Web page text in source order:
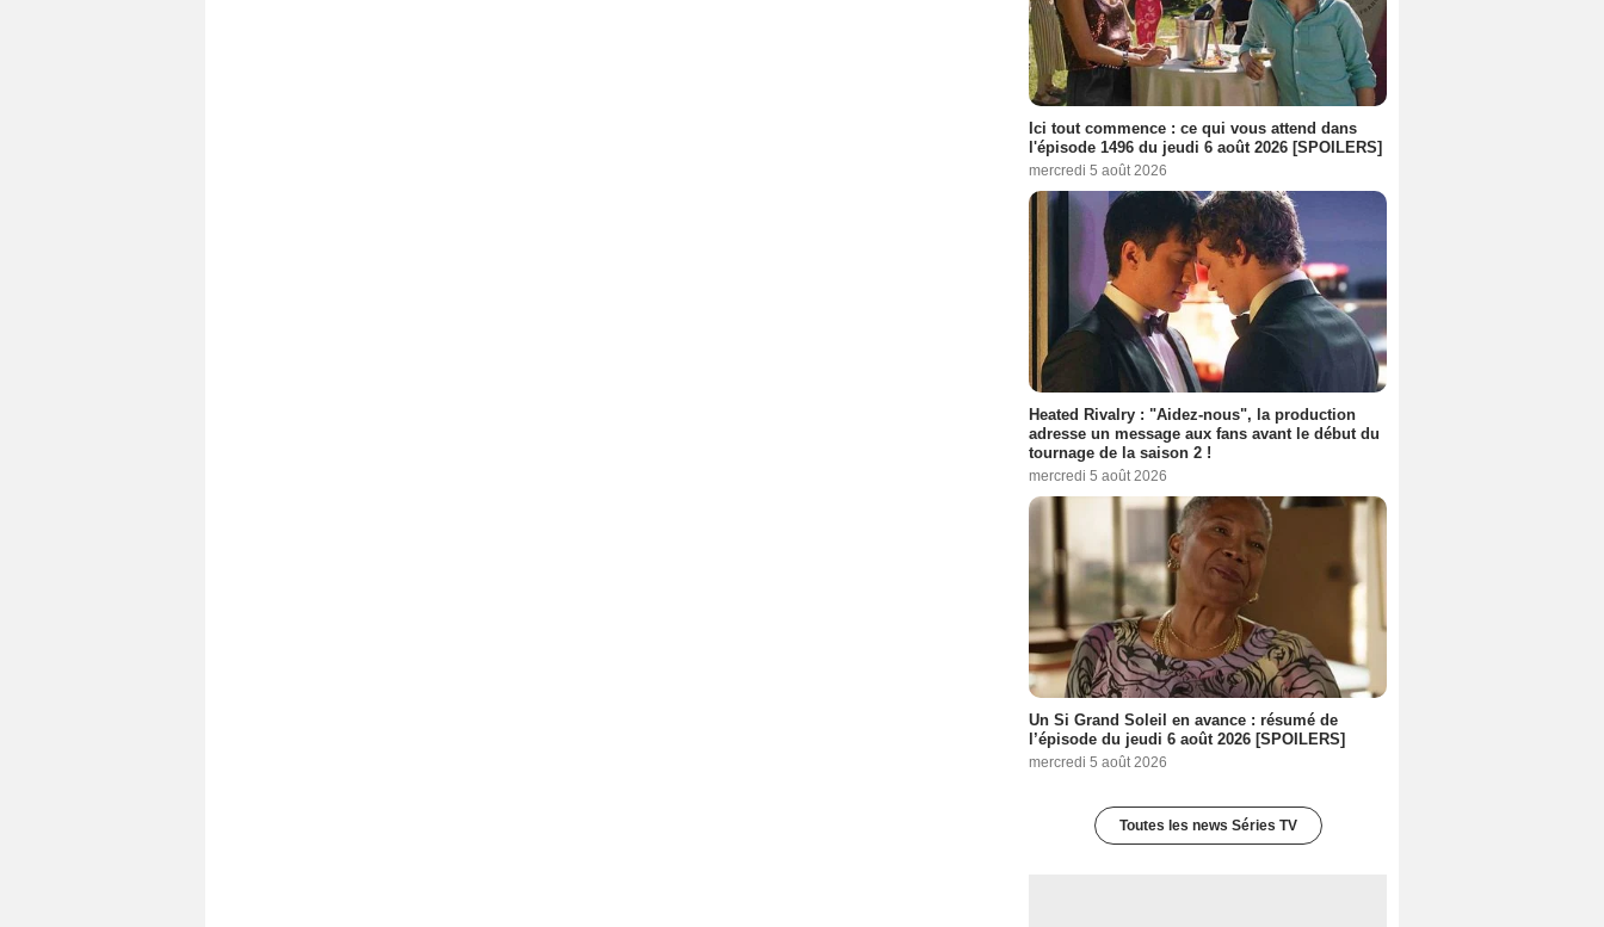
Ici tout commence : ce qui vous attend dans
l'épisode 1496 du jeudi 6 août 2026 [SPOILERS]
mercredi 5 août 2026
Heated Rivalry : "Aidez-nous", la production
adresse un message aux fans avant le début du
tournage de la saison 2 !
mercredi 5 août 2026
Un Si Grand Soleil en avance : résumé de
l’épisode du jeudi 6 août 2026 [SPOILERS]
mercredi 5 août 2026
Toutes les news Séries TV